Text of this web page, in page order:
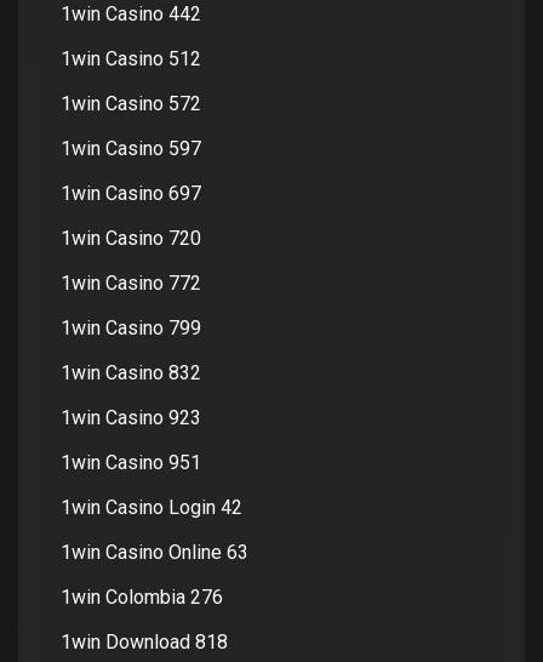
1win Casino 442
1win Casino 512
1win Casino 572
1win Casino 597
1win Casino 697
1win Casino 720
1win Casino 772
1win Casino 799
1win Casino 832
1win Casino 923
1win Casino 951
1win Casino Login 42
1win Casino Online 63
1win Colombia 276
1win Download 818